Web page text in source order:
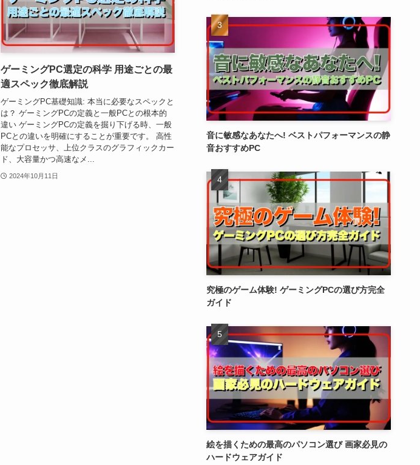
ゲーミングPC選定の科学 用途ごとの最
適スペック徹底解説
ゲーミングPC基礎知識: 本当に必要なスペックと
は？ ゲーミングPCの定義と一般PCとの根本的
違い ゲーミングPCの定義を掘り下げる時、一般
PCとの違いを明確にすることが重要です。 高性
能なプロセッサ、上位クラスのグラフィックカー
ド、大容量かつ高速なメ...
2024年10月11日
音に敏感なあなたへ! ベストパフォーマンスの静
音おすすめPC
究極のゲーム体験! ゲーミングPCの選び方完全
ガイド
絵を描くための最高のパソコン選び 画家必見の
ハードウェアガイド